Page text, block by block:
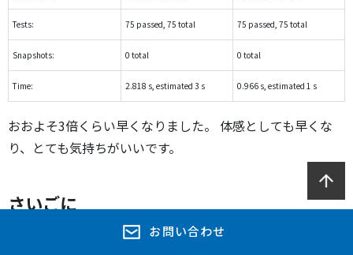
Tests: 75 passed, 75 total 75 passed, 75 total
Snapshots: 0 total 0 total
Time: 2.818 s, estimated 3 s 0.966 s, estimated 1 s
おおよそ3倍くらい早くなりました。 体感としても早くな
り、とても気持ちがいいです。
さいごに
お問い合わせ